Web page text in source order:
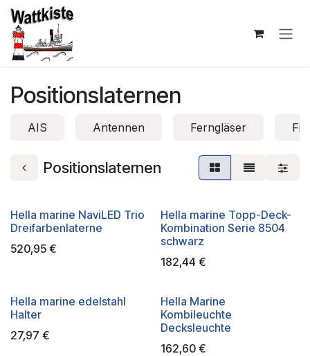
Zum Inhalt springen
Positionslaternen
AIS Antennen Ferngläser
Positionslaternen
Hella marine NaviLED Trio
Dreifarbenlaterne
520,95 €
Hella marine Topp-Deck-
Kombination Serie 8504
schwarz
182,44 €
Hella marine edelstahl
Halter
27,97 €
Hella Marine
Kombileuchte
Decksleuchte
162,60€